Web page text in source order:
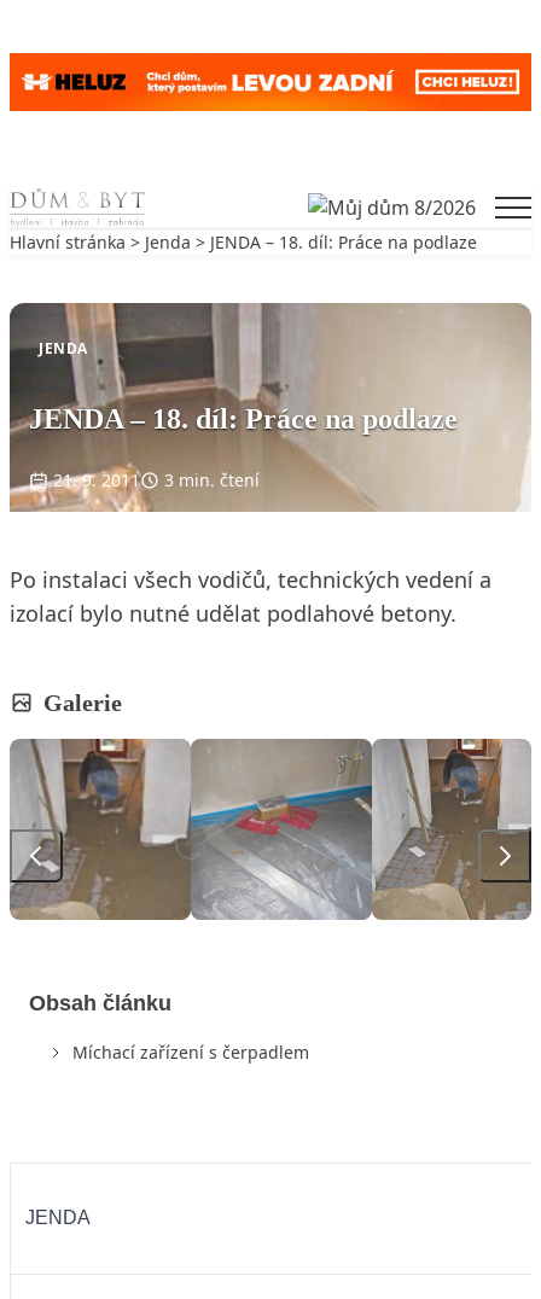
Skip to content
Hlavní stránka > Jenda > JENDA – 18. díl: Práce na podlaze
JENDA
JENDA – 18. díl: Práce na podlaze
21. 9. 2011 3 min. čtení
Po instalaci všech vodičů, technických vedení a
izolací bylo nutné udělat podlahové betony.
Galerie
Obsah článku
Míchací zařízení s čerpadlem
JENDA